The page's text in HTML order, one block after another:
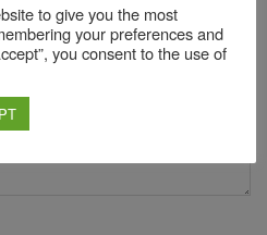
to give you the most
your preferences and
you consent to the use of